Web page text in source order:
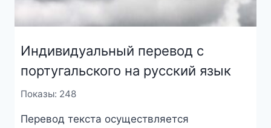
Индивидуальный перевод с
португальского на русский язык
Показы: 248
Перевод текста осуществляется